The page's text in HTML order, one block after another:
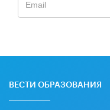
ВЕСТИ ОБРАЗОВАНИЯ